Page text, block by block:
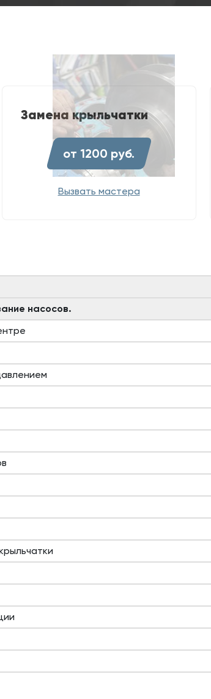
Замена крыльчатки
от 1200 руб.
Вызвать мастера
насосов.